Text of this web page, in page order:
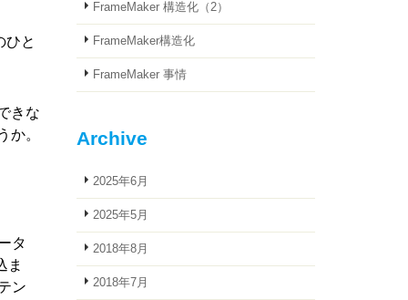
ひと
きな
か。
タ
ま
ン
FrameMaker 構造化（2）
FrameMaker構造化
FrameMaker 事情
Archive
2025年6月
2025年5月
2018年8月
2018年7月